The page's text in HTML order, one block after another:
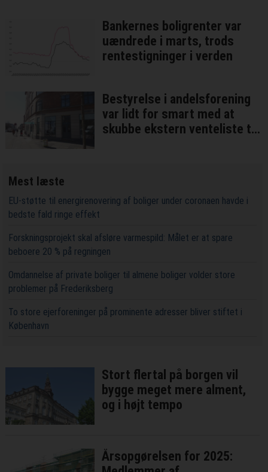
Bankernes boligrenter var
uændrede i marts, trods
rentestigninger i verden
Bestyrelse i andelsforening
var lidt for smart med at
skubbe ekstern venteliste til
Mest læste
EU-støtte til energirenovering af boliger under coronaen havde i
bedste fald ringe effekt
Forskningsprojekt skal afsløre varmespild: Målet er at spare
beboere 20 % på regningen
Omdannelse af private boliger til almene boliger volder store
problemer på Frederiksberg
To store ejerforeninger på prominente adresser bliver stiftet i
København
Stort flertal på borgen vil
bygge meget mere alment,
og i højt tempo
Årsopgørelsen for 2025: